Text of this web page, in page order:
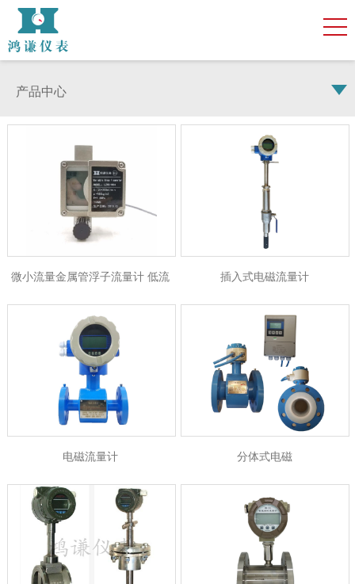
产品中心
微小流量金属管浮子流量计 低流
量金属管浮子流量计 液晶显示微
小
插入式电磁流量计
电磁流量计 分体式电磁